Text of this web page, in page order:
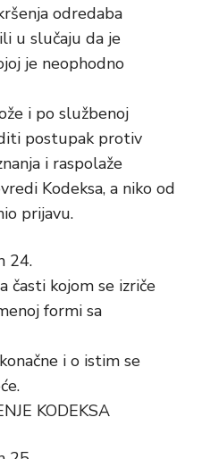
odredaba
u slučaju da je
je neophodno
i po službenoj
postupak protiv
i raspolaže
Kodeksa, a niko od
prijavu.
24.
časti kojom se izriče
formi sa
i o istim se
KODEKSA